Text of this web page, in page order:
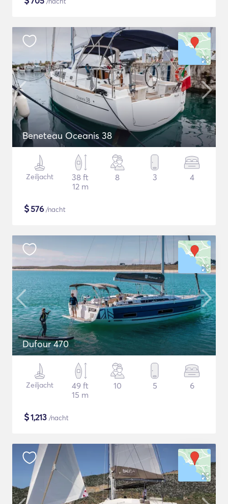
Beneteau Oceanis 38
Zeiljacht
38 ft
12 m
8 3 4
$576 /nacht
Dufour 470
Zeiljacht
49 ft
15 m
10 5 6
$1,213 /nacht